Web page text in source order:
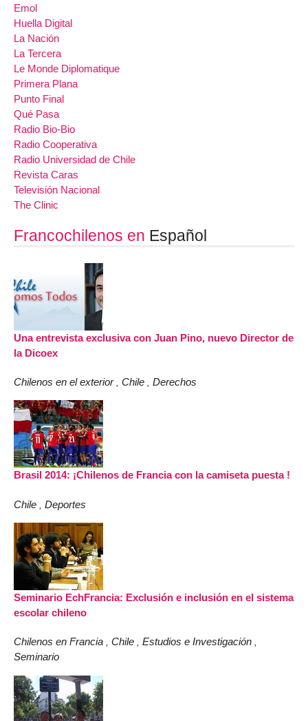
Emol
Huella Digital
La Nación
La Tercera
Le Monde Diplomatique
Primera Plana
Punto Final
Qué Pasa
Radio Bio-Bio
Radio Cooperativa
Radio Universidad de Chile
Revista Caras
Televisión Nacional
The Clinic
Francochilenos en Español
Una entrevista exclusiva con Juan Pino, nuevo Director de
la Dicoex
Chilenos en el exterior , Chile , Derechos
Brasil 2014: ¡Chilenos de Francia con la camiseta puesta !
Chile Deportes
Seminario EchFrancia: Exclusión e inclusión en el sistema
escolar chileno
Chilenos en Francia , Chile , Estudios e Investigación ,
Seminario